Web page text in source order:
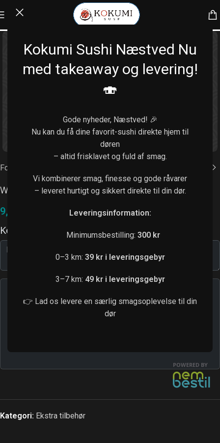
Kokumi Sushi Næstved Nu
med takeaway og levering!
🍣
Gode nyheder, Næstved! 🎉
Nu kan du få dine favorit-sushi direkte hjem til
døren
– altid frisklavet og fuld af smag.
Vi kombinerer smag, finesse og gode råvarer
– leveret hurtigt og sikkert direkte til din dør.
Leveringsinformation:
Minimumsbestilling: 300 kr
0–3 km: 39 kr i leveringsgebyr
3–7 km: 49 kr i leveringsgebyr
👉 Lad os levere en særlig smagsoplevelse til din
dør
Klik for at forstørre
Forside
Wasabimayo
9,00
Kategori: Ekstra tilbehør